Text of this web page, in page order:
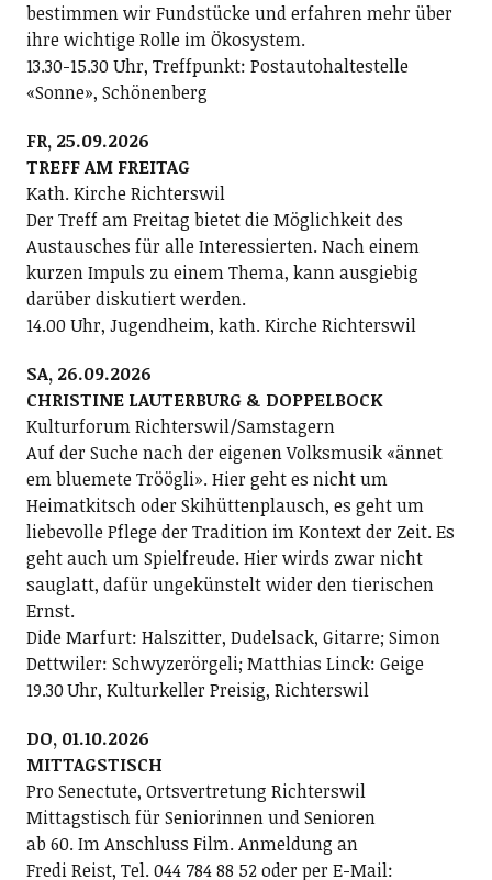
bestimmen wir Fundstücke und erfahren mehr über
ihre wichtige Rolle im Ökosystem.
13.30-15.30 Uhr, Treffpunkt: Postautohaltestelle
«Sonne», Schönenberg
FR, 25.09.2026
TREFF AM FREITAG
Kath. Kirche Richterswil
Der Treff am Freitag bietet die Möglichkeit des
Austausches für alle Interessierten. Nach einem
kurzen Impuls zu einem Thema, kann ausgiebig
darüber diskutiert werden.
14.00 Uhr, Jugendheim, kath. Kirche Richterswil
SA, 26.09.2026
CHRISTINE LAUTERBURG & DOPPELBOCK
Kulturforum Richterswil/Samstagern
Auf der Suche nach der eigenen Volksmusik «ännet
em bluemete Tröögli». Hier geht es nicht um
Heimatkitsch oder Skihüttenplausch, es geht um
liebevolle Pflege der Tradition im Kontext der Zeit. Es
geht auch um Spielfreude. Hier wirds zwar nicht
sauglatt, dafür ungekünstelt wider den tierischen
Ernst.
Dide Marfurt: Halszitter, Dudelsack, Gitarre; ­Simon
Dettwiler: Schwyzerörgeli; Matthias Linck: Geige
19.30 Uhr, Kulturkeller Preisig, Richterswil
DO, 01.10.2026
MITTAGSTISCH
Pro Senectute, Ortsvertretung Richterswil
Mittagstisch für Seniorinnen und Senioren
ab 60. Im Anschluss Film. Anmeldung an
Fredi Reist, Tel. 044 784 88 52 oder per E-Mail: